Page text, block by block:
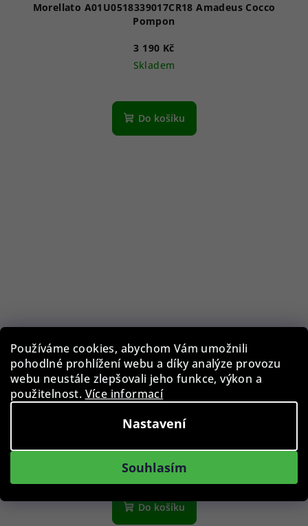
Používáme cookies, abychom Vám umožnili
pohodlné prohlížení webu a díky analýze provozu
webu neustále zlepšovali jeho funkce, výkon a
použitelnost. Více informací
Nastavení
Souhlasím
Morellato A01U0518339017CR18 Amadeus Cocco
Pompon
3 190 Kč
Skladem
Do košíku
Morellato A01X3688A37026CR20 Delta Vitello
Skladem
Do košíku